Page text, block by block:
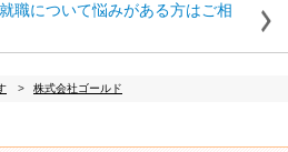
職について悩みがある方はご相
株式会社ゴールド